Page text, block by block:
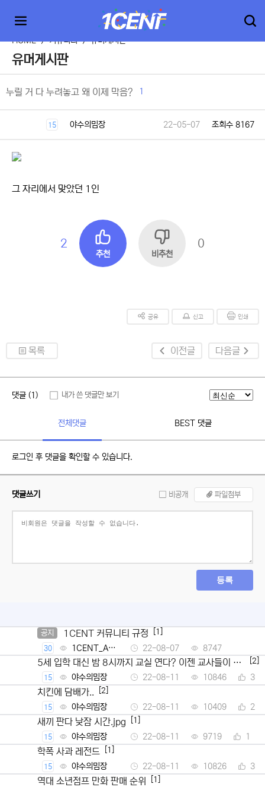
HOME > 커뮤니티 > 유머게시판
유머게시판
누릴 거 다 누려놓고 왜 이제 막음? 1
15 야수의밈장 22-05-07 조회수 8167
그 자리에서 맞았던 1인
2
추천 비추천
0
공유 신고 인쇄
목록 이전글 다음글
댓글 (1) 내가 쓴 댓글만 보기
전체댓글 BEST 댓글
로그인 후 댓글을 확인할 수 있습니다.
댓글쓰기 비공개 파일첨부
등록
공지 1CENT 커뮤니티 규정 [1]
30
1CENT_Ad
min
22-08-07 8747
5세 입학 대신 밤 8시까지 교실 연다? 이젠 교사들이 뿔
났다
[2]
15 야수의밈장 22-08-11 10846 3
치킨에 담배가.. [2]
15 야수의밈장 22-08-11 10409 2
새끼 판다 낮잠 시간.jpg [1]
15 야수의밈장 22-08-11 9719 1
학폭 사과 레전드 [1]
15 야수의밈장 22-08-11 10826 3
역대 소년점프 만화 판매 순위 [1]